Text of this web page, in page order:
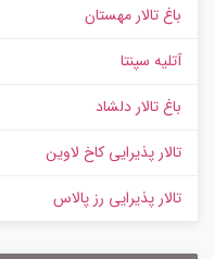
باغ تالار مهستان
آتلیه سپنتا
باغ تالار دلشاد
تالار پذیرایی کاخ لاوین
تالار پذیرایی رز پالاس